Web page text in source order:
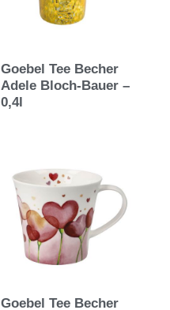
Goebel Tee Becher
Adele Bloch-Bauer –
0,4l
Goebel Tee Becher